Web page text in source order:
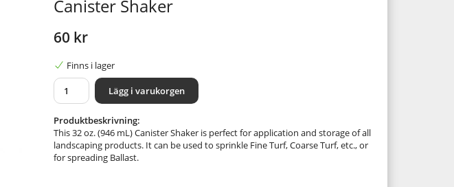
Canister Shaker
60 kr
Finns i lager
Lägg i varukorgen
Produktbeskrivning:
This 32 oz. (946 mL) Canister Shaker is perfect for application and storage of all
landscaping products. It can be used to sprinkle Fine Turf, Coarse Turf, etc., or
for spreading Ballast.